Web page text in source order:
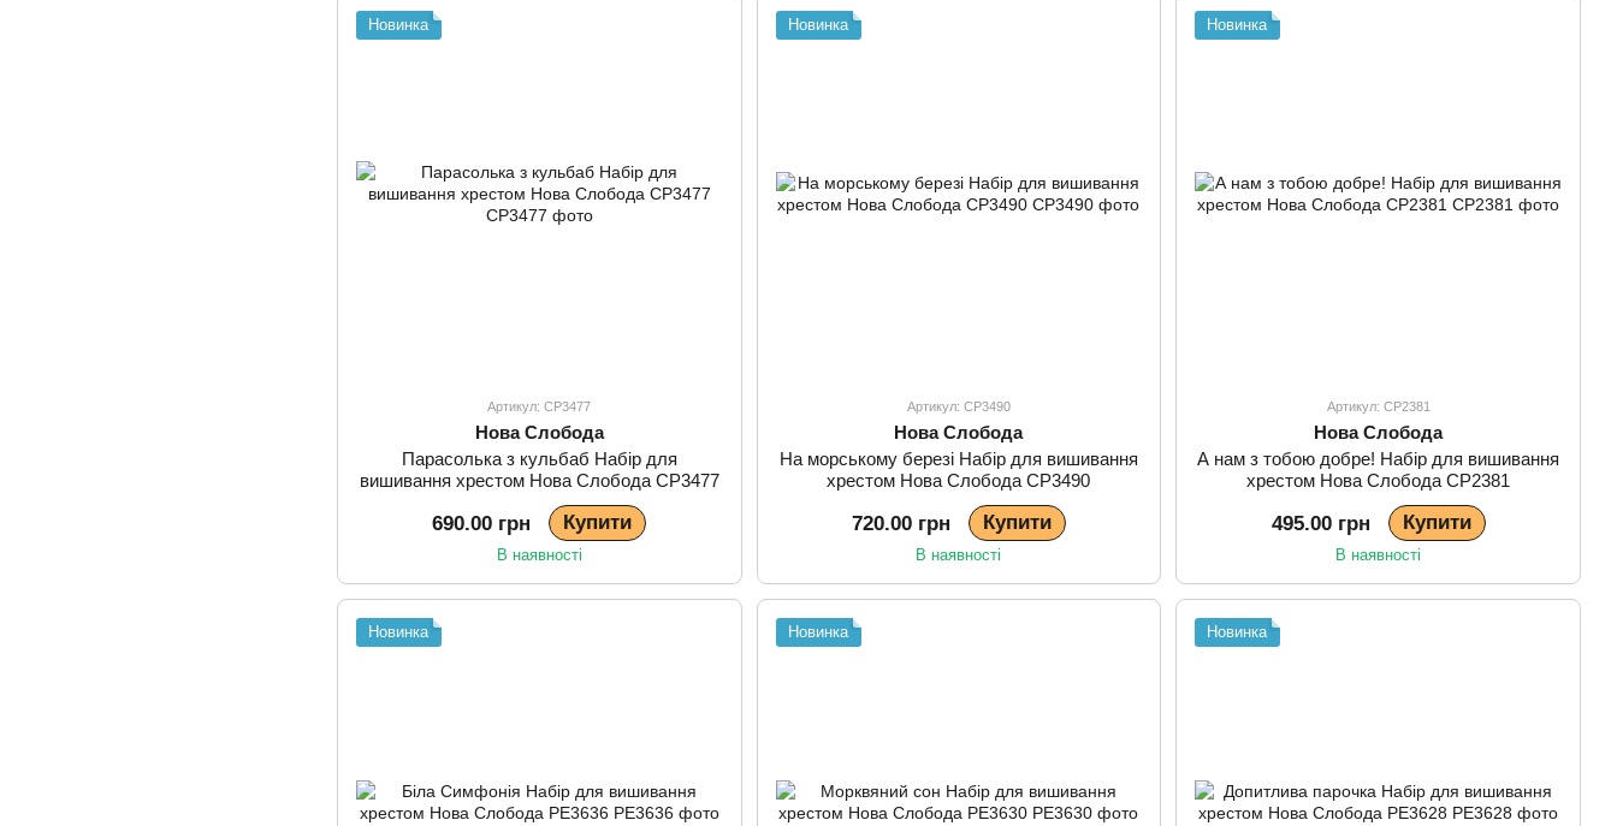
Новинка
Артикул: СР3477
Нова Слобода
Парасолька з кульбаб Набір для
вишивання хрестом Нова Слобода СР3477
690.00 грн Купити
В наявності
Новинка
Артикул: СР3490
Нова Слобода
На морському березі Набір для вишивання
хрестом Нова Слобода СР3490
720.00 грн Купити
В наявності
Новинка
Артикул: СР2381
Нова Слобода
А нам з тобою добре! Набір для вишивання
хрестом Нова Слобода СР2381
495.00 грн Купити
В наявності
Новинка Новинка Новинка